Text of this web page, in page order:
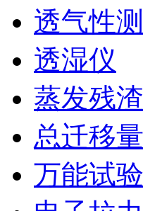
透气性
透湿仪
蒸发残
总迁移
万能试